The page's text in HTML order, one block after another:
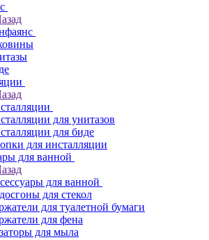
для унитазов
для биде
для инсталляции
для ванной
для ванной
для стекол
для туалетной бумаги
для фена
для мыла